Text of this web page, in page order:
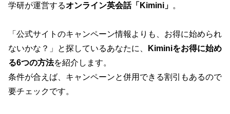
学研が運営するオンライン英会話「Kimini」 。
「公式サイトのキャンペーン情報よりも、お得に始められ
ないかな？」と探しているあなたに、
Kiminiをお得に始め
る6つの方法を紹介します。
条件が合えば、キャンペーンと併用できる割引もあるので
要チェックです。